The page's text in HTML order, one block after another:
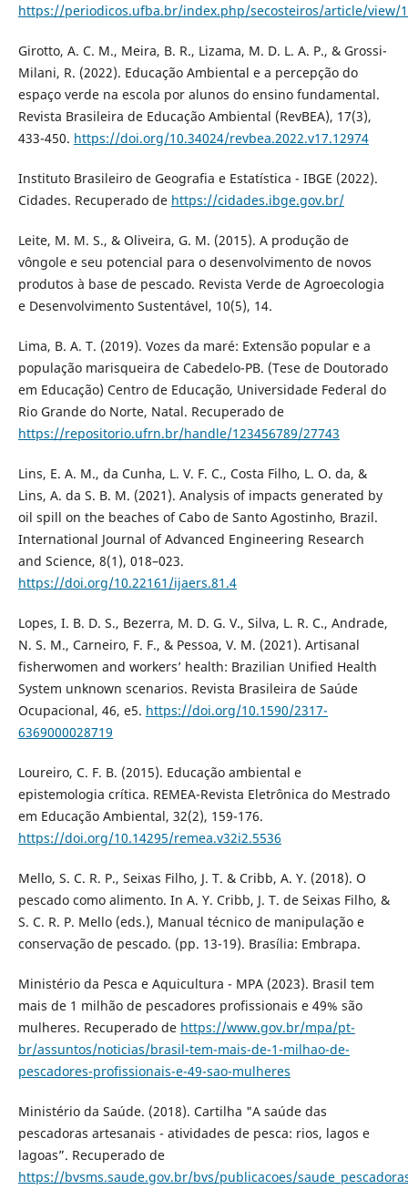
https://periodicos.ufba.br/index.php/secosteiros/article/view/
Girotto, A. C. M., Meira, B. R., Lizama, M. D. L. A. P., & Grossi-
Milani, R. (2022). Educação Ambiental e a percepção do
espaço verde na escola por alunos do ensino fundamental.
Revista Brasileira de Educação Ambiental (RevBEA), 17(3),
433-450. https://doi.org/10.34024/revbea.2022.v17.12974
Instituto Brasileiro de Geografia e Estatística - IBGE (2022).
Cidades. Recuperado de https://cidades.ibge.gov.br/
Leite, M. M. S., & Oliveira, G. M. (2015). A produção de
vôngole e seu potencial para o desenvolvimento de novos
produtos à base de pescado. Revista Verde de Agroecologia
e Desenvolvimento Sustentável, 10(5), 14.
Lima, B. A. T. (2019). Vozes da maré: Extensão popular e a
população marisqueira de Cabedelo-PB. (Tese de Doutorado
em Educação) Centro de Educação, Universidade Federal do
Rio Grande do Norte, Natal. Recuperado de
https://repositorio.ufrn.br/handle/123456789/27743
Lins, E. A. M., da Cunha, L. V. F. C., Costa Filho, L. O. da, &
Lins, A. da S. B. M. (2021). Analysis of impacts generated by
oil spill on the beaches of Cabo de Santo Agostinho, Brazil.
International Journal of Advanced Engineering Research
and Science, 8(1), 018–023.
https://doi.org/10.22161/ijaers.81.4
Lopes, I. B. D. S., Bezerra, M. D. G. V., Silva, L. R. C., Andrade,
N. S. M., Carneiro, F. F., & Pessoa, V. M. (2021). Artisanal
fisherwomen and workers’ health: Brazilian Unified Health
System unknown scenarios. Revista Brasileira de Saúde
Ocupacional, 46, e5. https://doi.org/10.1590/2317-
6369000028719
Loureiro, C. F. B. (2015). Educação ambiental e
epistemologia crítica. REMEA-Revista Eletrônica do Mestrado
em Educação Ambiental, 32(2), 159-176.
https://doi.org/10.14295/remea.v32i2.5536
Mello, S. C. R. P., Seixas Filho, J. T. & Cribb, A. Y. (2018). O
pescado como alimento. In A. Y. Cribb, J. T. de Seixas Filho, &
S. C. R. P. Mello (eds.), Manual técnico de manipulação e
conservação de pescado. (pp. 13-19). Brasília: Embrapa.
Ministério da Pesca e Aquicultura - MPA (2023). Brasil tem
mais de 1 milhão de pescadores profissionais e 49% são
mulheres. Recuperado de https://www.gov.br/mpa/pt-
br/assuntos/noticias/brasil-tem-mais-de-1-milhao-de-
pescadores-profissionais-e-49-sao-mulheres
Ministério da Saúde. (2018). Cartilha "A saúde das
pescadoras artesanais - atividades de pesca: rios, lagos e
lagoas”. Recuperado de
https://bvsms.saude.gov.br/bvs/publicacoes/